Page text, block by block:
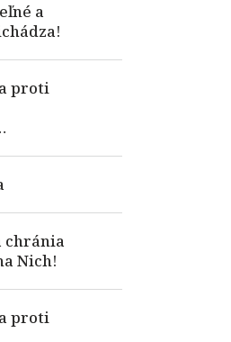
a
proti
chránia
Nich!
proti